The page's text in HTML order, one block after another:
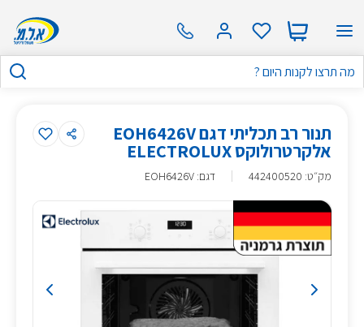
תנור רב תכליתי דגם EOH6426V
אלקרטרולוקס ELECTROLUX
מק״ט:
442400520 דגם: EOH6426V